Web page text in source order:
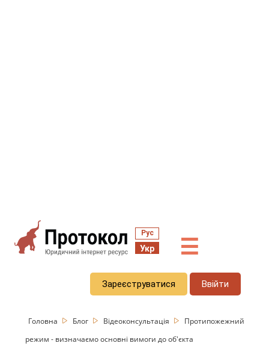
Рус
Укр ☰
Зареєструватися Ввійти
Головна Блог Відеоконсультація
Протипожежний
режим - визначаємо основні вимоги до об'єкта